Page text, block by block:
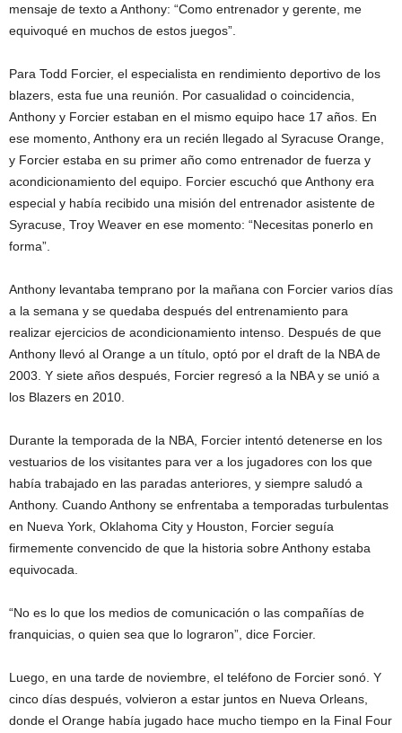
mensaje de texto a Anthony: “Como entrenador y gerente, me
equivoqué en muchos de estos juegos”.
Para Todd Forcier, el especialista en rendimiento deportivo de los
blazers, esta fue una reunión. Por casualidad o coincidencia,
Anthony y Forcier estaban en el mismo equipo hace 17 años. En
ese momento, Anthony era un recién llegado al Syracuse Orange,
y Forcier estaba en su primer año como entrenador de fuerza y ​​
acondicionamiento del equipo. Forcier escuchó que Anthony era
especial y había recibido una misión del entrenador asistente de
Syracuse, Troy Weaver en ese momento: “Necesitas ponerlo en
forma”.
Anthony levantaba temprano por la mañana con Forcier varios días
a la semana y se quedaba después del entrenamiento para
realizar ejercicios de acondicionamiento intenso. Después de que
Anthony llevó al Orange a un título, optó por el draft de la NBA de
2003. Y siete años después, Forcier regresó a la NBA y se unió a
los Blazers en 2010.
Durante la temporada de la NBA, Forcier intentó detenerse en los
vestuarios de los visitantes para ver a los jugadores con los que
había trabajado en las paradas anteriores, y siempre saludó a
Anthony. Cuando Anthony se enfrentaba a temporadas turbulentas
en Nueva York, Oklahoma City y Houston, Forcier seguía
firmemente convencido de que la historia sobre Anthony estaba
equivocada.
“No es lo que los medios de comunicación o las compañías de
franquicias, o quien sea que lo lograron”, dice Forcier.
Luego, en una tarde de noviembre, el teléfono de Forcier sonó. Y
cinco días después, volvieron a estar juntos en Nueva Orleans,
donde el Orange había jugado hace mucho tiempo en la Final Four